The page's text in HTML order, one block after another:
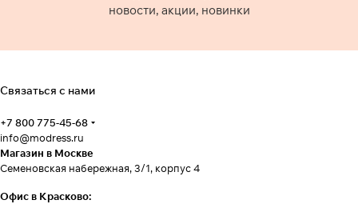
новости, акции, новинки
Связаться с нами
+7 800 775-45-68
info@modress.ru
Магазин в Москве
Семеновская набережная, 3/1, корпус 4
Офис в Красково: